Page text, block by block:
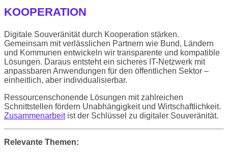
KOOPERATION
Digitale Souveränität durch Kooperation stärken.
Gemeinsam mit verlässlichen Partnern wie Bund, Ländern
und Kommunen entwickeln wir transparente und kompatible
Lösungen. Daraus entsteht ein sicheres IT-Netzwerk mit
anpassbaren Anwendungen für den öffentlichen Sektor –
einheitlich, aber individualisierbar.
Ressourcenschonende Lösungen mit zahlreichen
Schnittstellen fördern Unabhängigkeit und Wirtschaftlichkeit.
Zusammenarbeitist der Schlüssel zu digitaler Souveränität.
Relevante Themen: